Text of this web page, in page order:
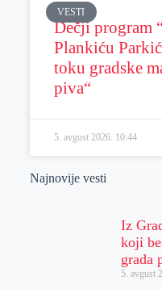
VESTI
Dečji program
Plankiću
toku gradske
piva“
5. avgust 2026. 10:44
Najnovije vesti
Iz
koji
grada
5. avgust